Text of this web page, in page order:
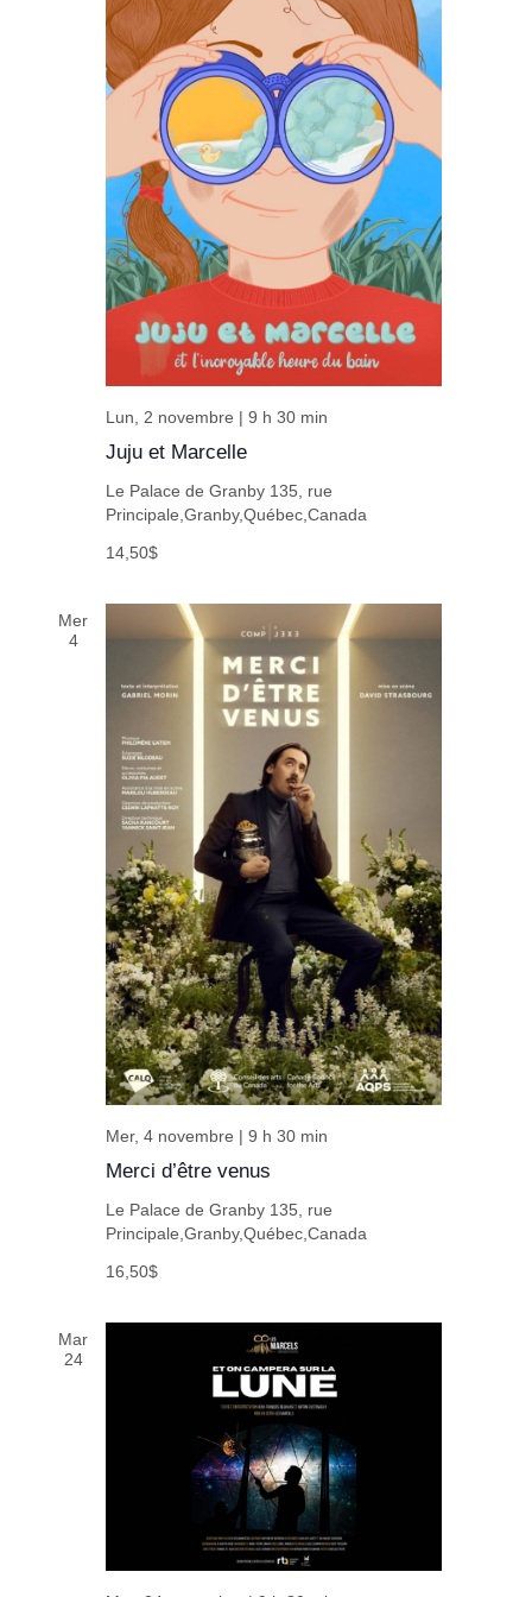
Juju et Marcelle
Lun, 2 novembre | 9 h 30 min
Le Palace de Granby 135, rue
Principale,Granby,Québec,Canada
14,50$
Mer
4
Merci d’être venus
Mer, 4 novembre | 9 h 30 min
Le Palace de Granby 135, rue
Principale,Granby,Québec,Canada
16,50$
Mar
24